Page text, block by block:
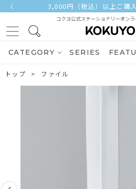
3,000円（税込）以上ご購
コクヨ公式ステーショナリーオン
CATEGORY SERIES
トップ ファイル